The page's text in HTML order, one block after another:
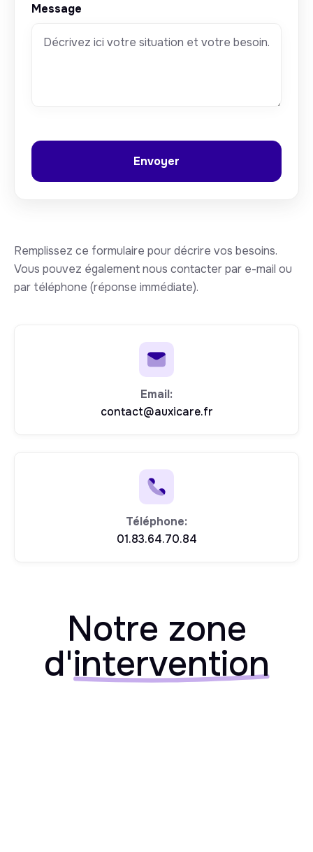
Message
Remplissez ce formulaire pour décrire vos besoins.
Vous pouvez également nous contacter par e-mail ou
par téléphone (réponse immédiate).
Email:
contact@auxicare.fr
Téléphone:
01.83.64.70.84
Notre zone
d'intervention